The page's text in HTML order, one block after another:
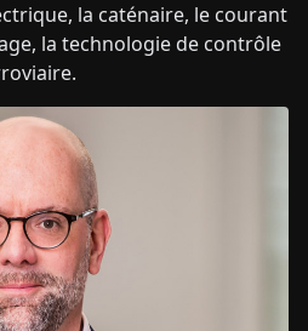
la caténaire, le courant
la technologie de contrôle